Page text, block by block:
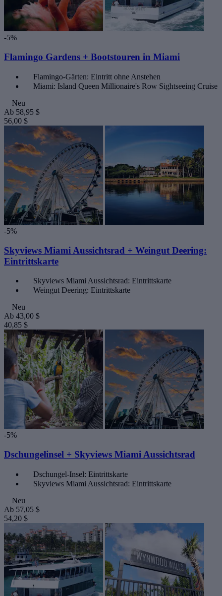
-5%
Flamingo Gardens + Bootstouren in Miami
Flamingo-Gärten: Eintritt ohne Anstehen
Miami: Island Queen Millionaire's Row Sightseeing Cruise
Neu
Ab 58,95 $
56,00 $
-5%
Skyviews Miami Aussichtsrad + Weingut Deering:
Eintrittskarte
Skyviews Miami Aussichtsrad: Eintrittskarte
Weingut Deering: Eintrittskarte
Neu
Ab 43,00 $
40,85 $
-5%
Dschungelinsel + Skyviews Miami Aussichtsrad
Dschungel-Insel: Eintrittskarte
Skyviews Miami Aussichtsrad: Eintrittskarte
Neu
Ab 57,05 $
54,20 $